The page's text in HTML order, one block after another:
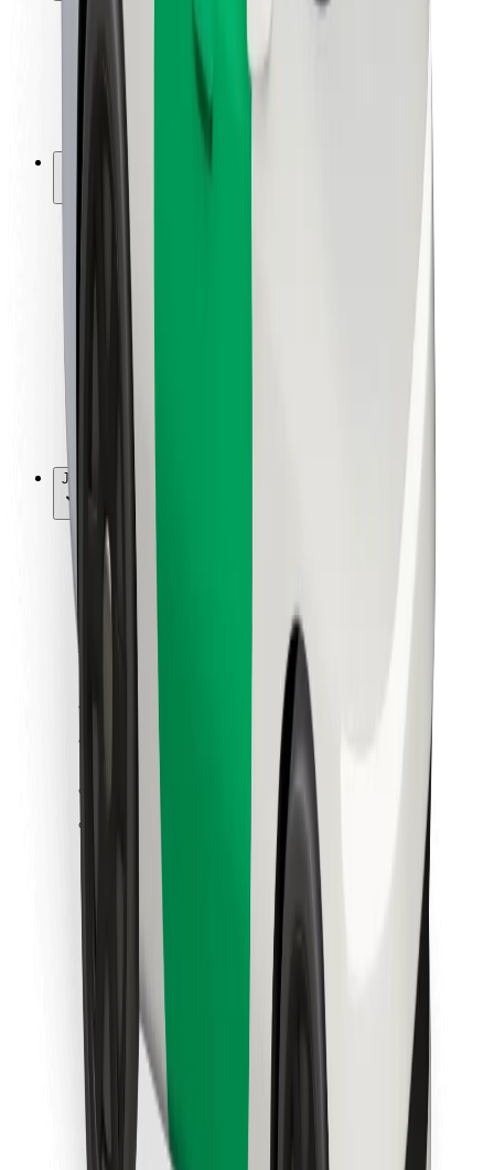
Lokality
Řešení pro města
Letiště
Nabíjecí stanice Bolt
Pro cestující
Pro řidiče
Pro kurýry
Bolt Food
Pro flotilové partnery
Jiné
Partneři
Obchodní podmínky
Zabezpečení
Stáhněte si aplikaci Bolt
Objevte své oblíbené jídlo!
Stáhněte si aplikaci Bolt Food